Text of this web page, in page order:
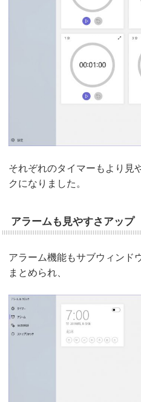
それぞれのタイマーもより見
クになりました。
アラームも見やすさアップ
アラーム機能もサブウィンド
まとめられ、